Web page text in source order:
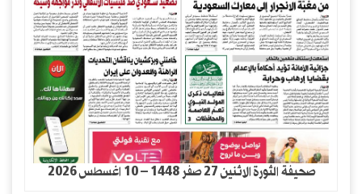
صحيفة الثورة الاثنين 27 صفر 1448 – 10 اغسطس 2026